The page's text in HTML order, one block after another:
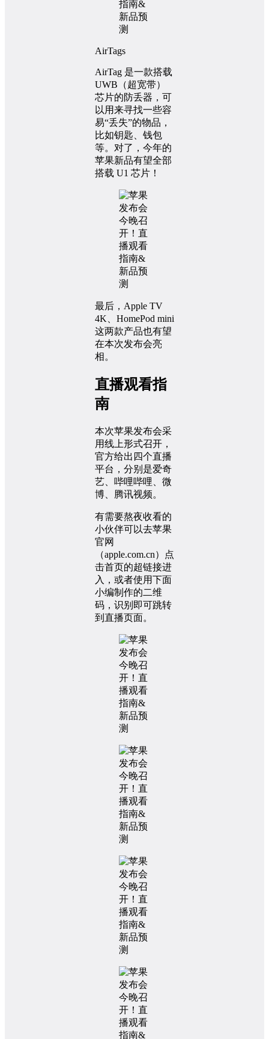
AirTags
AirTag 是一款搭载
UWB（超宽带）
芯片的防丢器，可
以用来寻找一些容
易“丢失”的物品，
比如钥匙、钱包
等。对了，今年的
苹果新品有望全部
搭载 U1 芯片！
最后，Apple TV
4K、HomePod mini
这两款产品也有望
在本次发布会亮
相。
直播观看指
南
本次苹果发布会采
用线上形式召开，
官方给出四个直播
平台，分别是爱奇
艺、哔哩哔哩、微
博、腾讯视频。
有需要熬夜收看的
小伙伴可以去苹果
官网
（apple.com.cn）点
击首页的超链接进
入，或者使用下面
小编制作的二维
码，识别即可跳转
到直播页面。